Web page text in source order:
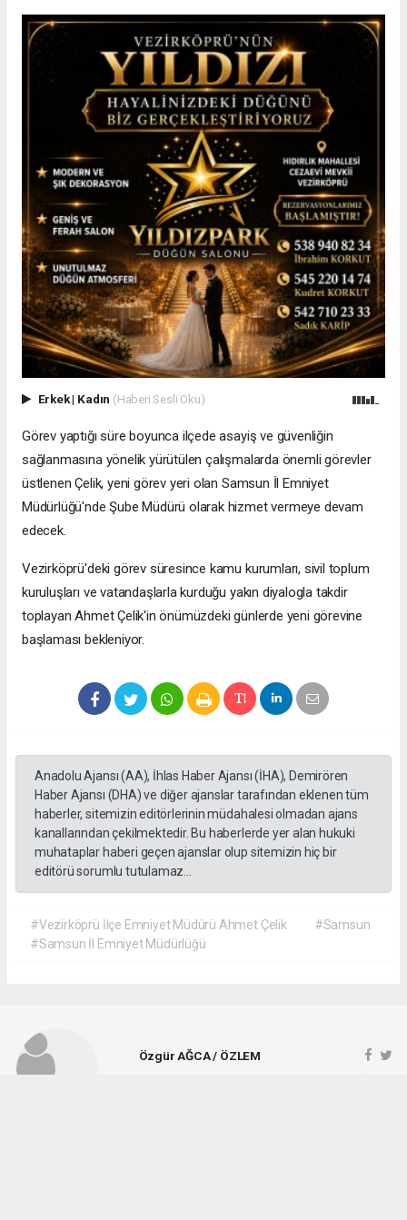
Erkek| Kadın (Haberi Sesli Oku)
Görev yaptığı süre boyunca ilçede asayiş ve güvenliğin
sağlanmasına yönelik yürütülen çalışmalarda önemli görevler
üstlenen Çelik, yeni görev yeri olan Samsun İl Emniyet
Müdürlüğü'nde Şube Müdürü olarak hizmet vermeye devam
edecek.
Vezirköprü'deki görev süresince kamu kurumları, sivil toplum
kuruluşları ve vatandaşlarla kurduğu yakın diyalogla takdir
toplayan Ahmet Çelik'in önümüzdeki günlerde yeni görevine
başlaması bekleniyor.
Anadolu Ajansı (AA), İhlas Haber Ajansı (İHA), Demirören
Haber Ajansı (DHA) ve diğer ajanslar tarafından eklenen tüm
haberler, sitemizin editörlerinin müdahalesi olmadan ajans
kanallarından çekilmektedir. Bu haberlerde yer alan hukuki
muhataplar haberi geçen ajanslar olup sitemizin hiç bir
editörü sorumlu tutulamaz...
#Vezirköprü İlçe Emniyet Müdürü Ahmet Çelik
#Samsun
#Samsun İl Emniyet Müdürlüğü
Özgür AĞCA / ÖZLEM